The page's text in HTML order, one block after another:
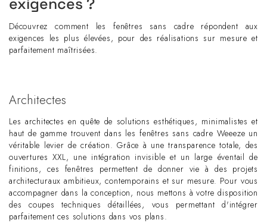
Découvrez comment les fenêtres sans cadre répondent aux
exigences les plus élevées, pour des réalisations sur mesure et
parfaitement maîtrisées.
Architectes
Les architectes en quête de solutions esthétiques, minimalistes et
haut de gamme trouvent dans les fenêtres sans cadre Weeeze un
véritable levier de création. Grâce à une transparence totale, des
ouvertures XXL, une intégration invisible et un large éventail de
finitions, ces fenêtres permettent de donner vie à des projets
architecturaux ambitieux, contemporains et sur mesure. Pour vous
accompagner dans la conception, nous mettons à votre disposition
des coupes techniques détaillées, vous permettant d'intégrer
parfaitement ces solutions dans vos plans.